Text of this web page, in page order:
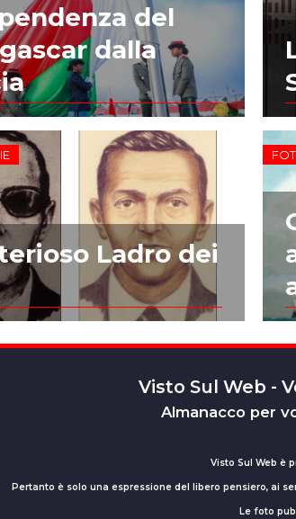
del
dalla
Ladro dei
Visto Sul Web -
Almanacco per
Visto Sul Web è
Pertanto è solo una espressione del libero pensiero, ai
Le foto